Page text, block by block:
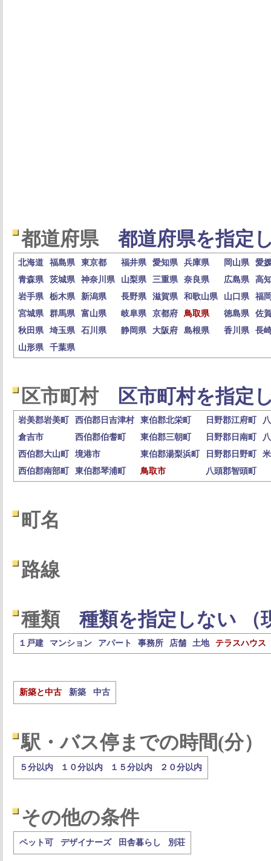
都道府県 都道府県を指定
北海道 福島県 東京都 福井県 愛知県 兵庫県 岡山県
愛
青森県
茨城県 神奈川県 山梨県 三重県 奈良県 広島県
高
岩手県
栃木県 新潟県 長野県 滋賀県 和歌山県 山口県
福
宮城県
群馬県 富山県 岐阜県 京都府 鳥取県 徳島県
佐
秋田県
埼玉県 石川県 静岡県 大阪府 島根県 香川県
長
山形県
千葉県
区市町村 区市町村を指定
岩美郡岩美町 西伯郡日吉津村 東伯郡北栄町 日野郡江府町
倉吉市
西伯郡伯耆町 東伯郡三朝町 日野郡日南町
西伯郡大山町
境港市 東伯郡湯梨浜町 日野郡日野町
西伯郡南部町
東伯郡琴浦町 鳥取市 八頭郡智頭町
町名
路線
種類 種類を指定しない （
１戸建 マンション アパート 事務所 店舗 土地 テラスハウス
新築と中古 新築 中古
駅・バス停までの時間(分）
５分以内 １０分以内 １５分以内 ２０分以内
その他の条件
ペット可 デザイナーズ 田舎暮らし 別荘